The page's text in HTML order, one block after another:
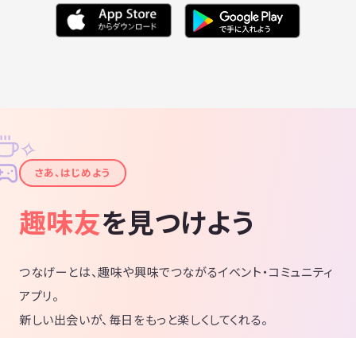
✦
✧
さあ、はじめよう
趣味友を見つけよう
つなげーとは、趣味や興味でつながるイベント・コミュニティ
アプリ。
新しい出会いが、毎日をもっと楽しくしてくれる。